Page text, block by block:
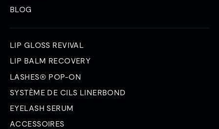
BLOG
LIP GLOSS REVIVAL
LIP BALM RECOVERY
LASHES® POP-ON
SYSTÈME DE CILS LINERBOND
EYELASH SERUM
ACCESSOIRES